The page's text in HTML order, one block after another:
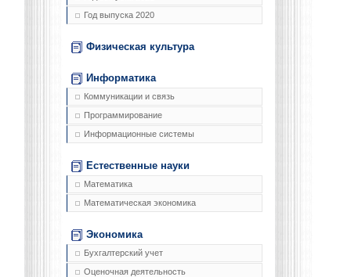
Год выпуска 2020
Физическая культура
Информатика
Коммуникации и связь
Программирование
Информационные системы
Естественные науки
Математика
Математическая экономика
Экономика
Бухгалтерский учет
Оценочная деятельность